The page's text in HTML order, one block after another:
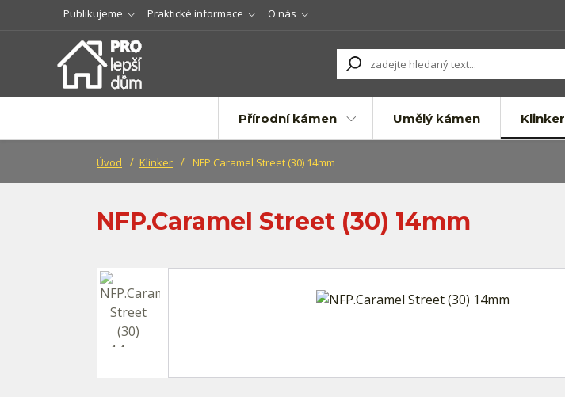
Publikujeme Praktické informace O nás
Přírodní kámen Umělý kámen Klinker
Úvod Klinker NFP.Caramel Street (30) 14mm
NFP.Caramel Street (30) 14mm